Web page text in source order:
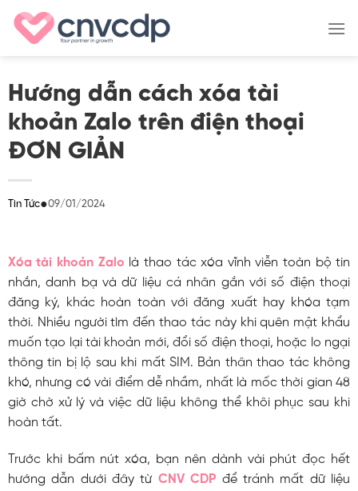
Skip
Hướng dẫn cách xóa tài
khoản Zalo trên điện thoại
ĐƠN GIẢN
Tin Tức●09/01/2024
Xóa tài khoản Zalo là thao tác xóa vĩnh viễn toàn bộ tin
nhắn, danh bạ và dữ liệu cá nhân gắn với số điện thoại
đăng ký, khác hoàn toàn với đăng xuất hay khóa tạm
thời. Nhiều người tìm đến thao tác này khi quên mật khẩu
muốn tạo lại tài khoản mới, đổi số điện thoại, hoặc lo ngại
thông tin bị lộ sau khi mất SIM. Bản thân thao tác không
khó, nhưng có vài điểm dễ nhầm, nhất là mốc thời gian 48
giờ chờ xử lý và việc dữ liệu không thể khôi phục sau khi
hoàn tất.
Trước khi bấm nút xóa, bạn nên dành vài phút đọc hết
hướng dẫn dưới đây từ CNV CDP để tránh mất dữ liệu